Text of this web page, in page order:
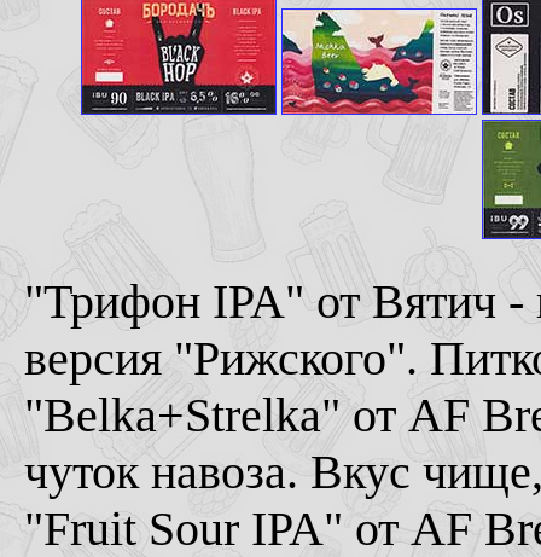
"Трифон IPA" от Вятич -
версия "Рижского".
"Belka+Strelka" от AF
чуток навоза. Вкус
"Fruit Sour IPA" от AF